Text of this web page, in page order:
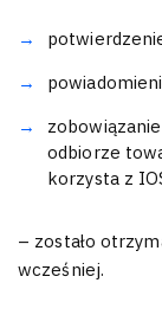
odbiorze
korzysta z
– zostało
wcześniej.